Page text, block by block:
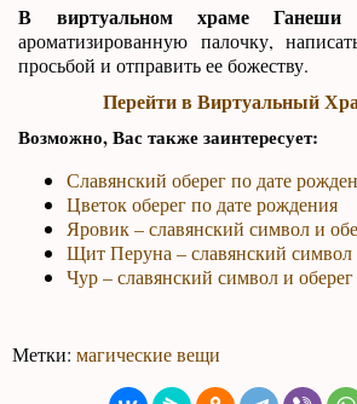
В виртуальном храме Ганеши
ароматизированную палочку,
просьбой и отправить ее божеству.
Перейти в Виртуальный
Возможно, Вас также заинтересует:
Славянский оберег по дате
Цветок оберег по дате рождения
Яровик – славянский символ и
Щит Перуна – славянский символ
Чур – славянский символ и оберег
Метки:магические вещи